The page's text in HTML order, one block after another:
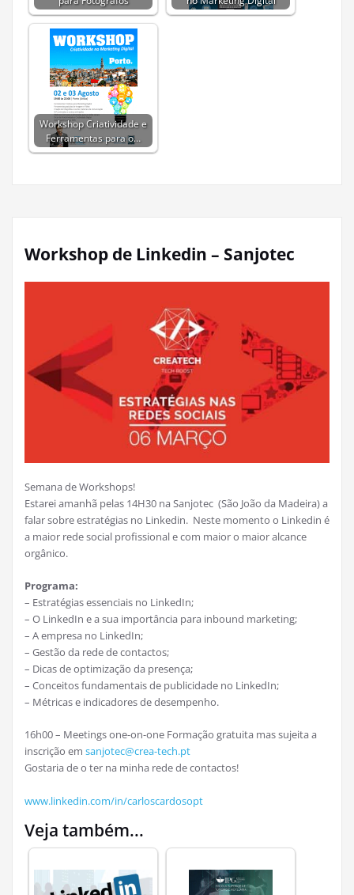
Workshop Criatividade e
Ferramentas para o…
Workshop de Linkedin – Sanjotec
Semana de Workshops!
Estarei amanhã pelas 14H30 na Sanjotec (São João da Madeira) a
falar sobre estratégias no Linkedin. Neste momento o Linkedin é
a maior rede social profissional e com maior o maior alcance
orgânico.
Programa:
– Estratégias essenciais no LinkedIn;
– O LinkedIn e a sua importância para inbound marketing;
– A empresa no LinkedIn;
– Gestão da rede de contactos;
– Dicas de optimização da presença;
– Conceitos fundamentais de publicidade no LinkedIn;
– Métricas e indicadores de desempenho.
16h00 – Meetings one-on-one Formação gratuita mas sujeita a
inscrição em sanjotec@crea-tech.pt
Gostaria de o ter na minha rede de contactos!
www.linkedin.com/in/carloscardosopt
Veja também...